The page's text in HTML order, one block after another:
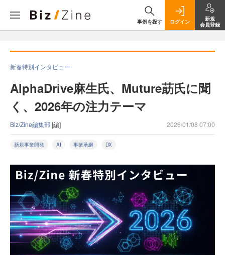
事例を探す ログイン
新規
会員登録
新春特別インタビュー
AlphaDrive麻生氏、Muture莇氏に聞
く、2026年の注力テーマ
Biz/Zine編集部[編] 2026/01/08 07:00
新規事業開発 AI 事業承継 DX